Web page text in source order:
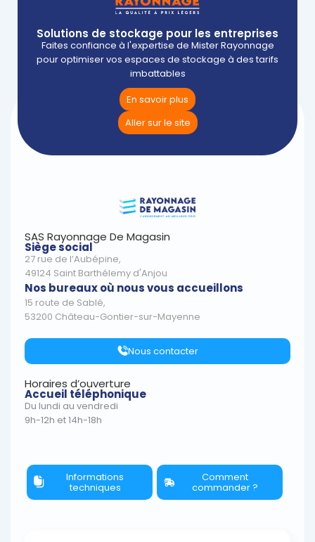
Solutions de stockage pour les entreprises
Faites confiance à l'expertise de Mister Rayonnage
pour optimiser vos espaces de stockage à des tarifs
imbattables
En savoir plus
Aller sur le site
SAS Rayonnage De Magasin
Siège social
27 rue de l’Aubépine,
49124 Saint Barthélemy d'Anjou
Nos bureaux où nous vous accueillons
15 route de Sablé,
53200 Château-Gontier-sur-Mayenne
Nous contacter
Horaires d’ouverture
Accueil téléphonique
Du lundi au vendredi
9h-12h et 14h-18h
Informations
techniques
Comment
commander ?